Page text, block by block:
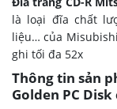
là loại đĩa chất
liệu… của
ghi tối đa 52x
Thông tin sản
Golden PC